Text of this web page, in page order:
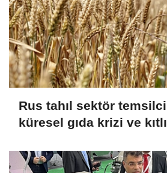
Rus tahıl sektör
küresel gıda krizi ve